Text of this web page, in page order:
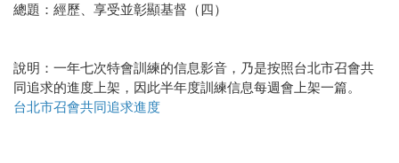
總題：經歷、享受並彰顯基督（四）
說明：一年七次特會訓練的信息影音，乃是按照台北市召會共
同追求的進度上架，因此半年度訓練信息每週會上架一篇。
台北市召會共同追求進度